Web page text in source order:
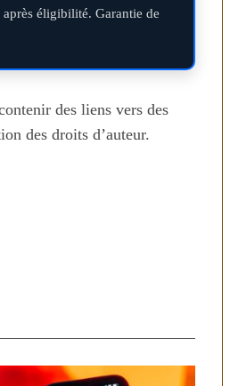
éligibilité. Garantie de
des liens vers des
des droits d’auteur.